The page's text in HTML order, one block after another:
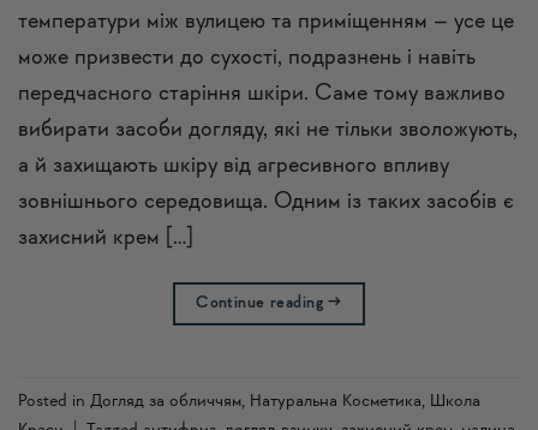
температури між вулицею та приміщенням – усе це
може призвести до сухості, подразнень і навіть
передчасного старіння шкіри. Саме тому важливо
вибирати засоби догляду, які не тільки зволожують,
а й захищають шкіру від агресивного впливу
зовнішнього середовища. Одним із таких засобів є
захисний крем […]
Continue reading→
Posted in Догляд за обличчям, Натуральна Косметика, Школа